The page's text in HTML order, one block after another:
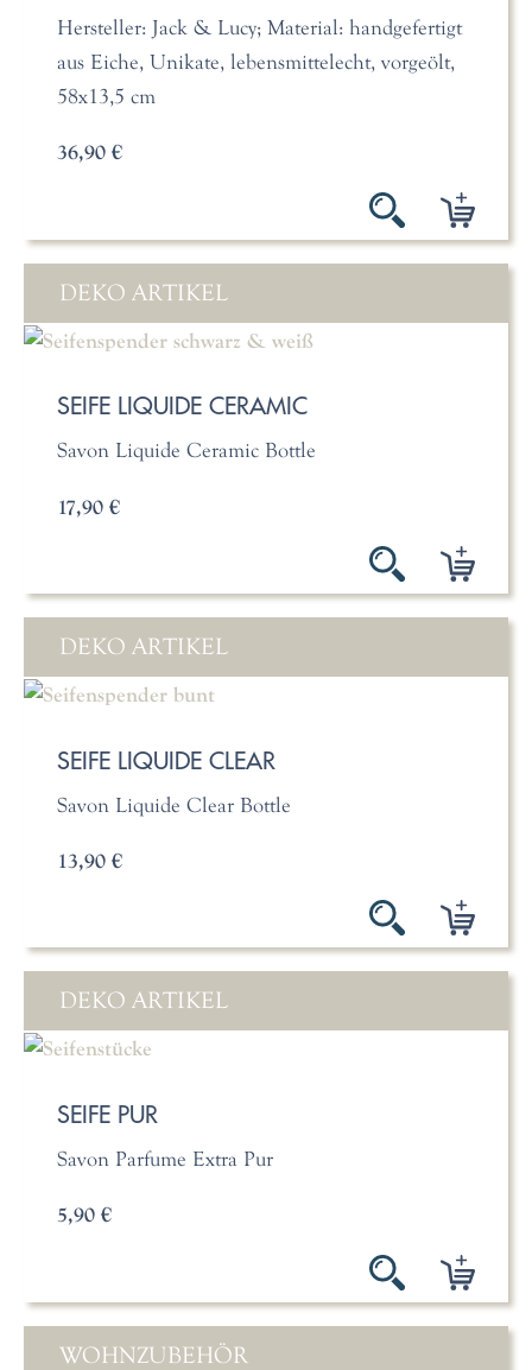
Hersteller: Jack & Lucy; Material: handgefertigt
aus Eiche, Unikate, lebensmittelecht, vorgeölt,
58x13,5 cm
36,90 €
DEKO ARTIKEL
SEIFE LIQUIDE CERAMIC
Savon Liquide Ceramic Bottle
17,90 €
DEKO ARTIKEL
SEIFE LIQUIDE CLEAR
Savon Liquide Clear Bottle
13,90 €
DEKO ARTIKEL
SEIFE PUR
Savon Parfume Extra Pur
5,90 €
WOHNZUBEHÖR